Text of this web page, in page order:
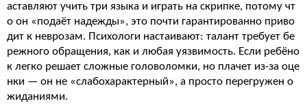
аставляют учить три языка и играть на скрипке, потому чт
о он «подаёт надежды», это почти гарантированно приво
дит к неврозам. Психологи настаивают: талант требует бе
режного обращения, как и любая уязвимость. Если ребёно
к легко решает сложные головоломки, но плачет из-за оце
нки — он не «слабохарактерный», а просто перегружен о
жиданиями.